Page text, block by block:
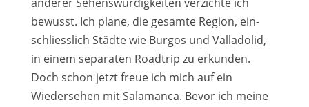
bewusst. Ich pla­ne, die gesam­te Region, ein­
schliess­lich Städte wie Burgos und Valladolid,
in einem sepa­ra­ten Roadtrip zu erkun­den.
Doch schon jetzt freue ich mich auf ein
Wiedersehen mit Salamanca. Bevor ich mei­ne